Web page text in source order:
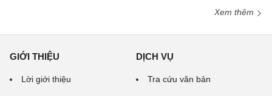
Xem thêm
GIỚI THIỆU
Lời giới thiệu
DỊCH VỤ
Tra cứu văn bản